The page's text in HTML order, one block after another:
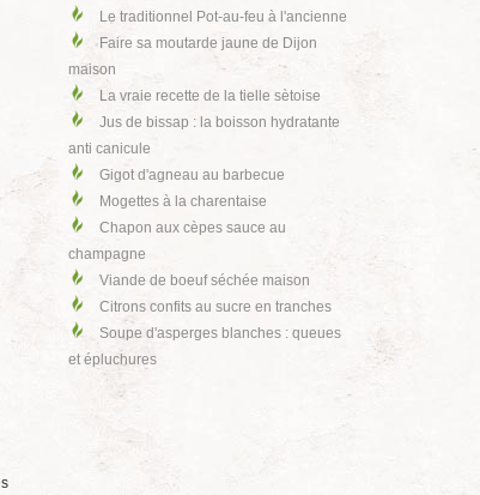
Le traditionnel Pot-au-feu à l'ancienne
Faire sa moutarde jaune de Dijon
maison
La vraie recette de la tielle sètoise
Jus de bissap : la boisson hydratante
anti canicule
Gigot d'agneau au barbecue
Mogettes à la charentaise
Chapon aux cèpes sauce au
champagne
Viande de boeuf séchée maison
Citrons confits au sucre en tranches
Soupe d'asperges blanches : queues
et épluchures